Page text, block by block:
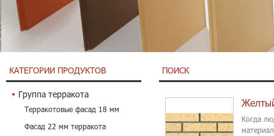
КАТЕГОРИИ ПРОДУКТОВ
Группа терракота
Терракотовые фасад 18 мм
Фасад 22 мм терракота
ПОИСК
Когда